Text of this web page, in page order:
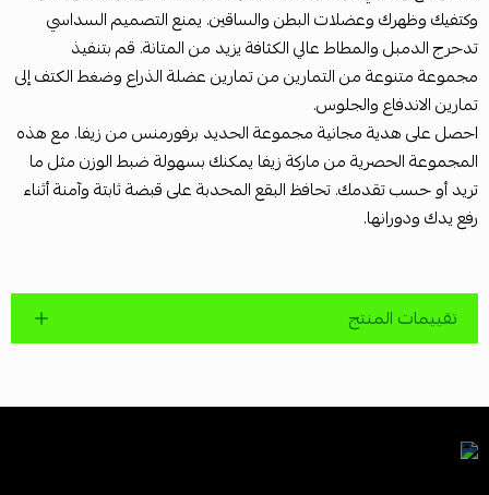
وكتفيك وظهرك وعضلات البطن والساقين. يمنع التصميم السداسي
تدحرج الدمبل والمطاط عالي الكثافة يزيد من المتانة. قم بتنفيذ
مجموعة متنوعة من التمارين من تمارين عضلة الذراع وضغط الكتف إلى
تمارين الاندفاع والجلوس.
احصل على هدية مجانية مجموعة الحديد برفورمنس من زيفا. مع هذه
المجموعة الحصرية من ماركة زيفا يمكنك بسهولة ضبط الوزن مثل ما
تريد أو حسب تقدمك. تحافظ البقع المحدبة على قبضة ثابتة وآمنة أثناء
رفع يدك ودورانها.
تقييمات المنتج